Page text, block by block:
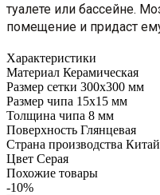
туалете или бассейне.
помещение и придаст
Характеристики
Материал Керамическая
Размер сетки 300x300 мм
Размер чипа 15x15 мм
Толщина чипа 8 мм
Поверхность Глянцевая
Страна производства Китай
Цвет Серая
Похожие товары
-10%